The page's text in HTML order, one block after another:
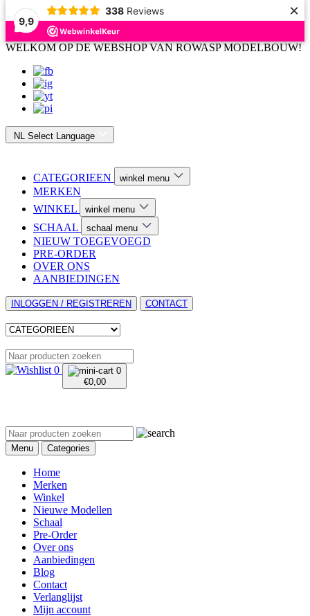
9,9
338 Reviews ×
WELKOM OP DE WEBSHOP VAN ROWASP MODELBOUW!
NL Select Language
CATEGORIEEN winkel menu
MERKEN
WINKEL
winkel menu
SCHAAL schaal menu
NIEUW TOEGEVOEGD
PRE-ORDER
OVER ONS
AANBIEDINGEN
INLOGGEN / REGISTREREN CONTACT
0
0
€0,00
Menu Categories
Home
Merken
Winkel
Nieuwe Modellen
Schaal
Pre-Order
Over ons
Aanbiedingen
Blog
Contact
Verlanglijst
Mijn account